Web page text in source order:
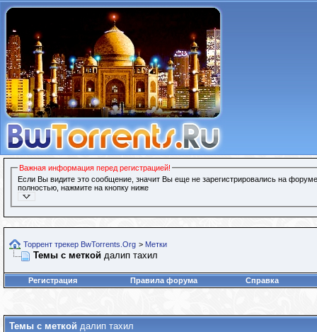
Важная информация перед регистрацией!
Если Вы видите это сообщение, значит Вы еще не зарегистрировались на
полностью, нажмите на кнопку ниже
Торрент трекер BwTorrents.Org > Метки
Темы с меткой далип тахил
Регистрация Правила форума Справка
Темы с меткой далип тахил